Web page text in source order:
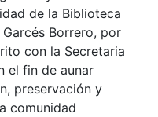
de la Biblioteca
Borrero, por
con la Secretaria
el fin de aunar
preservación y
comunidad